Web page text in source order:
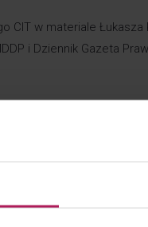
CIT w materiale Łukasza
i Dziennik Gazeta
w 2023 r.”
CIT z MDDP Michalik
Grobelska